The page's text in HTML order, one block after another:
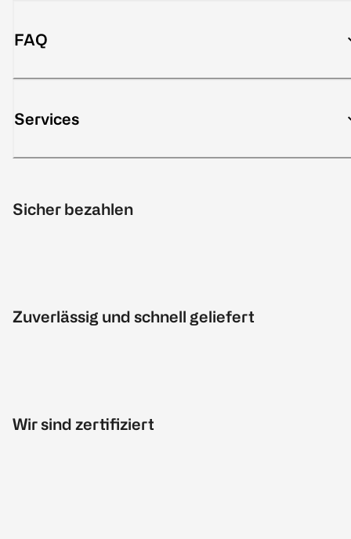
FAQ
Services
Sicher bezahlen
Zuverlässig und schnell geliefert
Wir sind zertifiziert